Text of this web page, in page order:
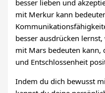
besser lieben und
mit Merkur kann
besser ausdrücken
mit Mars bedeuten kann,
und Entschlossenheit
Indem du dich bewusst